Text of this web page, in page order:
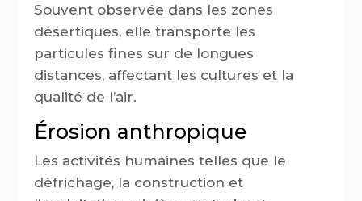
Souvent observée dans les zones
désertiques, elle transporte les
particules fines sur de longues
distances, affectant les cultures et la
qualité de l’air.
Érosion anthropique
Les activités humaines telles que le
défrichage, la construction et